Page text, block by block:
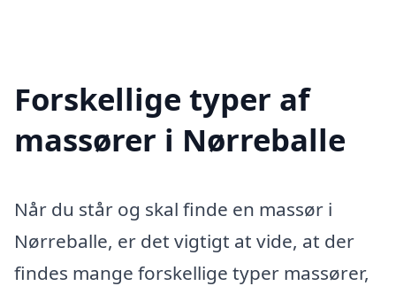
Forskellige typer af
massører i Nørreballe
Når du står og skal finde en massør i
Nørreballe, er det vigtigt at vide, at der
findes mange forskellige typer massører,